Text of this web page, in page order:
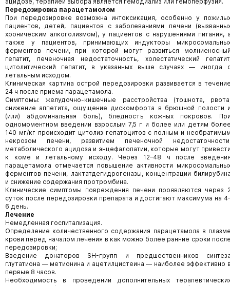
Передозировка парацетамолом
При передозировке возможна интоксикация, особенно у
пациентов, детей, пациентов с заболеваниями печени
хроническим алкоголизмом), у пациентов с нарушениями питания,
также у пациентов, принимающих индукторы
ферментов печени, при которой могут развиться
гепатит, печеночная недостаточность, холестатический
цитолитический гепатит, в указанных выше случаях — иногда
летальным исходом.
Клиническая картина острой передозировки развивается в
24 ч после приема парацетамола.
Симптомы: желудочно-кишечные расстройства (тошнота,
снижение аппетита, ощущение дискомфорта в брюшной полости
(или) абдоминальная боль), бледность кожных покровов.
одномоментном введении взрослым 7,5 г и более или детям
140 мг/кг происходит цитолиз гепатоцитов с полным и
некрозом печени, развитием печеночной
метаболического ацидоза и энцефалопатии, которые могут
к коме и летальному исходу. Через 12–48 ч после
парацетамола отмечается повышение активности
ферментов печени, лактатдегидрогеназы, концентрации
и снижение содержания протромбина.
Клинические симптомы повреждения печени проявляются через
суток после передозировки препарата и достигают максимума на
6 день.
Лечение
Немедленная госпитализация.
Определение количественного содержания парацетамола в
крови перед началом лечения в как можно более ранние сроки
передозировки;
Введение донаторов SH-групп и предшественников
глутатиона — метионина и ацетилцистеина — наиболее эффективно
первые 8 часов.
Необходимость в проведении дополнительных